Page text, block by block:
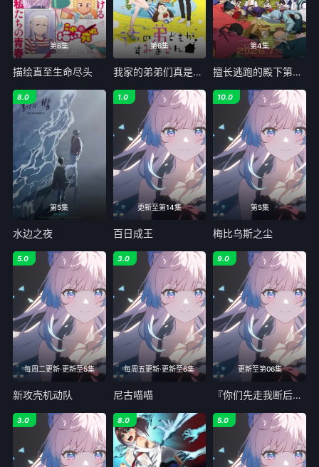
第6集
描绘直至生命尽头
第6集
我家的弟弟们真是让您费心了
第4集
擅长逃跑的殿下第二季
第5集
8.0
水边之夜
更新至第14集
1.0
百日成王
第5集
10.0
梅比乌斯之尘
每周二更新·更新至5集
5.0
新攻壳机动队
每周五更新·更新至6集
3.0
尼古喵喵
更新至第06集
9.0
『你们先走我断后』于是10年后我成为了传说
3.0 8.0 5.0